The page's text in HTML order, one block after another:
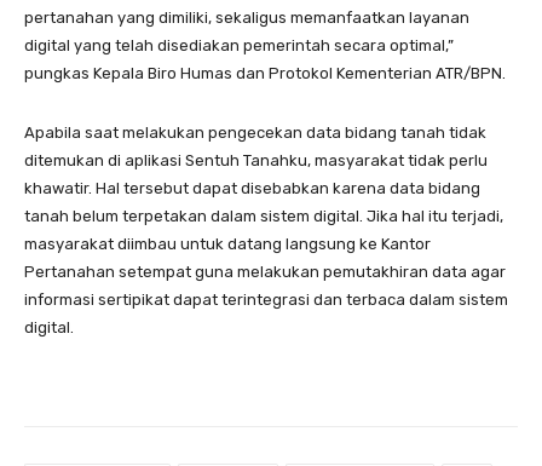
pertanahan yang dimiliki, sekaligus memanfaatkan layanan
digital yang telah disediakan pemerintah secara optimal,”
pungkas Kepala Biro Humas dan Protokol Kementerian ATR/BPN.
Apabila saat melakukan pengecekan data bidang tanah tidak
ditemukan di aplikasi Sentuh Tanahku, masyarakat tidak perlu
khawatir. Hal tersebut dapat disebabkan karena data bidang
tanah belum terpetakan dalam sistem digital. Jika hal itu terjadi,
masyarakat diimbau untuk datang langsung ke Kantor
Pertanahan setempat guna melakukan pemutakhiran data agar
informasi sertipikat dapat terintegrasi dan terbaca dalam sistem
digital.